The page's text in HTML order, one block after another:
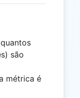
são
métrica é